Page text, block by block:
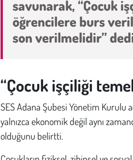
savunarak, “Çocuk
öğrencilere burs
son verilmelidir”
“Çocuk işçiliği
SES Adana Şubesi Yönetim Kurulu
yalnızca ekonomik değil aynı
olduğunu belirtti.